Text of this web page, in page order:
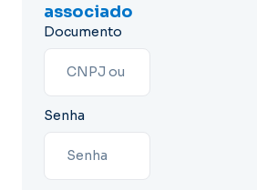
associado
Documento
Senha